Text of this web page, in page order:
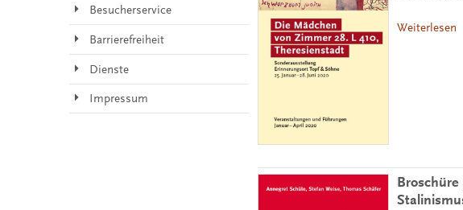
Weiterlesen
Besucherservice
Barrierefreiheit
Dienste
Impressum